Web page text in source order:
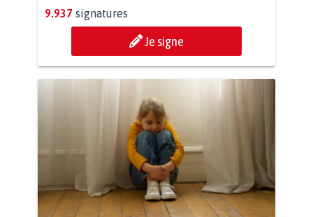
9.937 signatures
Je signe